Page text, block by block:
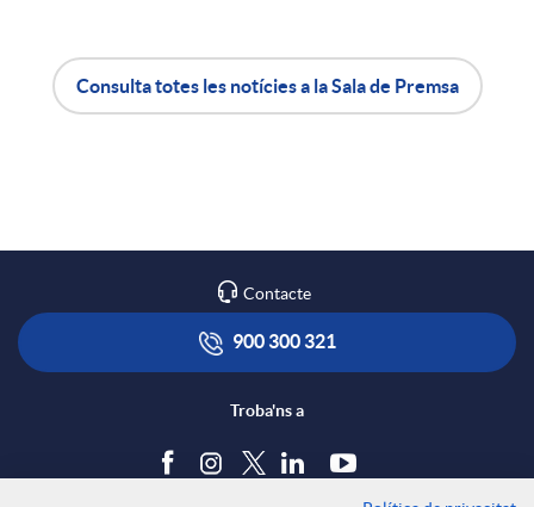
a
r
e
i
ó
Consulta totes les notícies a la Sala de Premsa
Contacte
900 300 321
Troba'ns a